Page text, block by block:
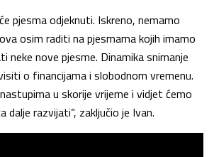
pjesma odjeknuti. Iskreno, nemamo
osim raditi na pjesmama kojih imamo
neke nove pjesme. Dinamika snimanje
o financijama i slobodnom vremenu.
u skorije vrijeme i vidjet ćemo
dalje razvijati“, zaključio je Ivan.